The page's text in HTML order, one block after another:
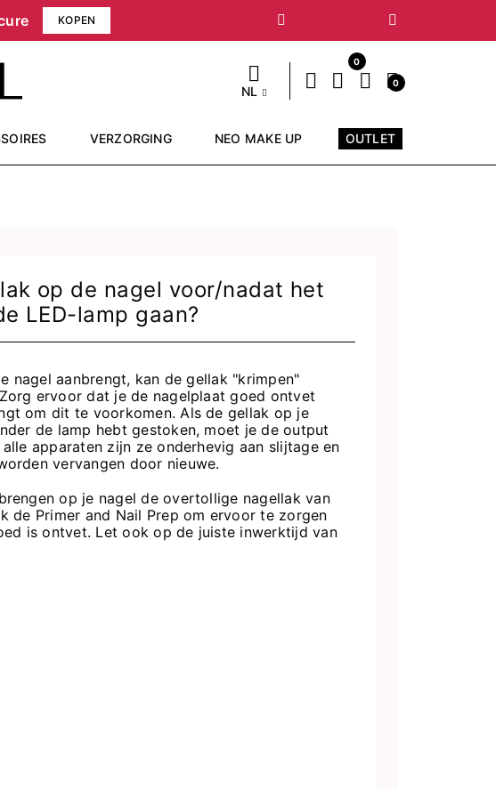
KOPEN Volgende
NL
0
0
VERZORGING NEO MAKE UP OUTLET
op de nagel voor/nadat het
LED-lamp gaan?
nagel aanbrengt, kan de gellak "krimpen"
ervoor dat je de nagelplaat goed ontvet
om dit te voorkomen. Als de gellak op je
de lamp hebt gestoken, moet je de output
apparaten zijn ze onderhevig aan slijtage en
vervangen door nieuwe.
op je nagel de overtollige nagellak van
de Primer and Nail Prep om ervoor te zorgen
is ontvet. Let ook op de juiste inwerktijd van